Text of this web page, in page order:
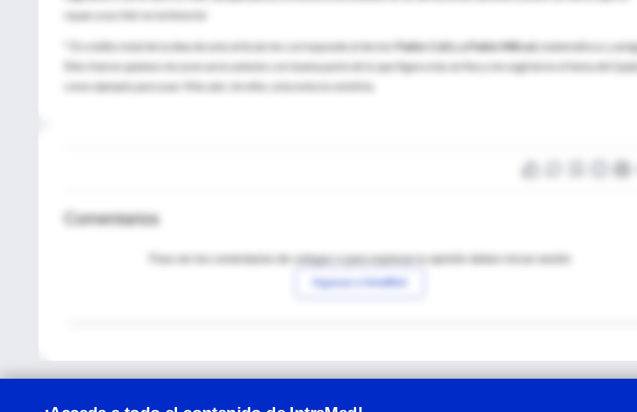
vayan a escribir en la historia!
* El crédito total de la idea de este artículo les corresponde al doctor Pablo Coll y a Pablo Milrud, matemáticos y
Ellos fueron quienes me acercaron untexto con buena parte de lo que figura más arriba y me sugirieron el tema del
como ejemplo para usar. Más aún: sin ellos, esta nota no existiría.
Comentarios
Para ver los comentarios de colegas o para expresar tu opinión debes iniciar sesión
Ingresar a IntraMed